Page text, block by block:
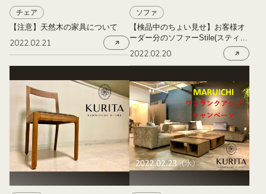
チェア
【注意】天然木の家具について
2022.02.21
ソファ
【検品中のちょい見せ】お客様オ
ーダー分のソファーStile(スティー
レ)のカウチ
2022.02.20